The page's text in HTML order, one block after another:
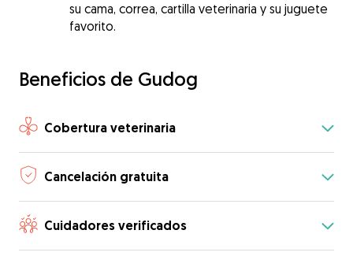
su cama, correa, cartilla veterinaria y su juguete
favorito.
Beneficios de Gudog
Cobertura veterinaria
Cancelación gratuita
Cuidadores verificados